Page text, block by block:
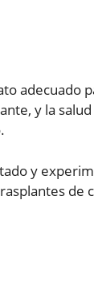
adecuado
y la
y